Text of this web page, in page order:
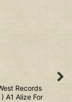
Records
A1 Alize For